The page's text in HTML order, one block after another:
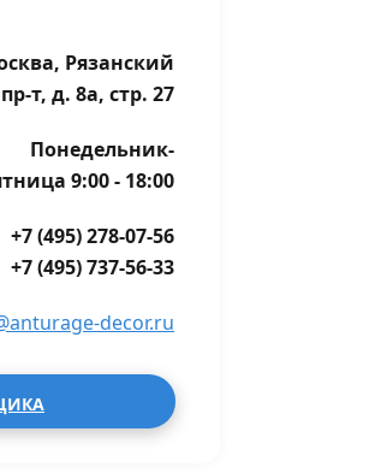
Рязанский
пр-т, д. 8а, стр. 27
Понедельник-
9:00 - 18:00
+7 (495) 278-07-56
+7 (495) 737-56-33
decor.ru